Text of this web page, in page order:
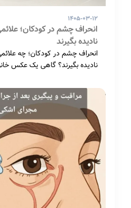
۱۴۰۵-۰۳-۱۲
انحراف چشم در کودکان؛
نادیده بگیرند
انحراف چشم در کودکان؛ چه
نادیده بگیرند؟ گاهی یک عکس